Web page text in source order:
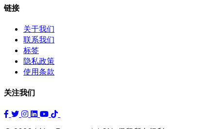
链接
关于我们
联系我们
标签
隐私政策
使用条款
关注我们